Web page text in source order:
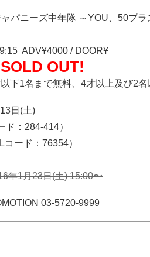
パニーズ中年隊 ～YOU、50プ
ADV¥4000 / DOOR¥
OUT!
下1名まで無料、4才以上及び2
日(土)
：284-414）
ード：76354）
年1月23日(土) 15:00〜
03-5720-9999